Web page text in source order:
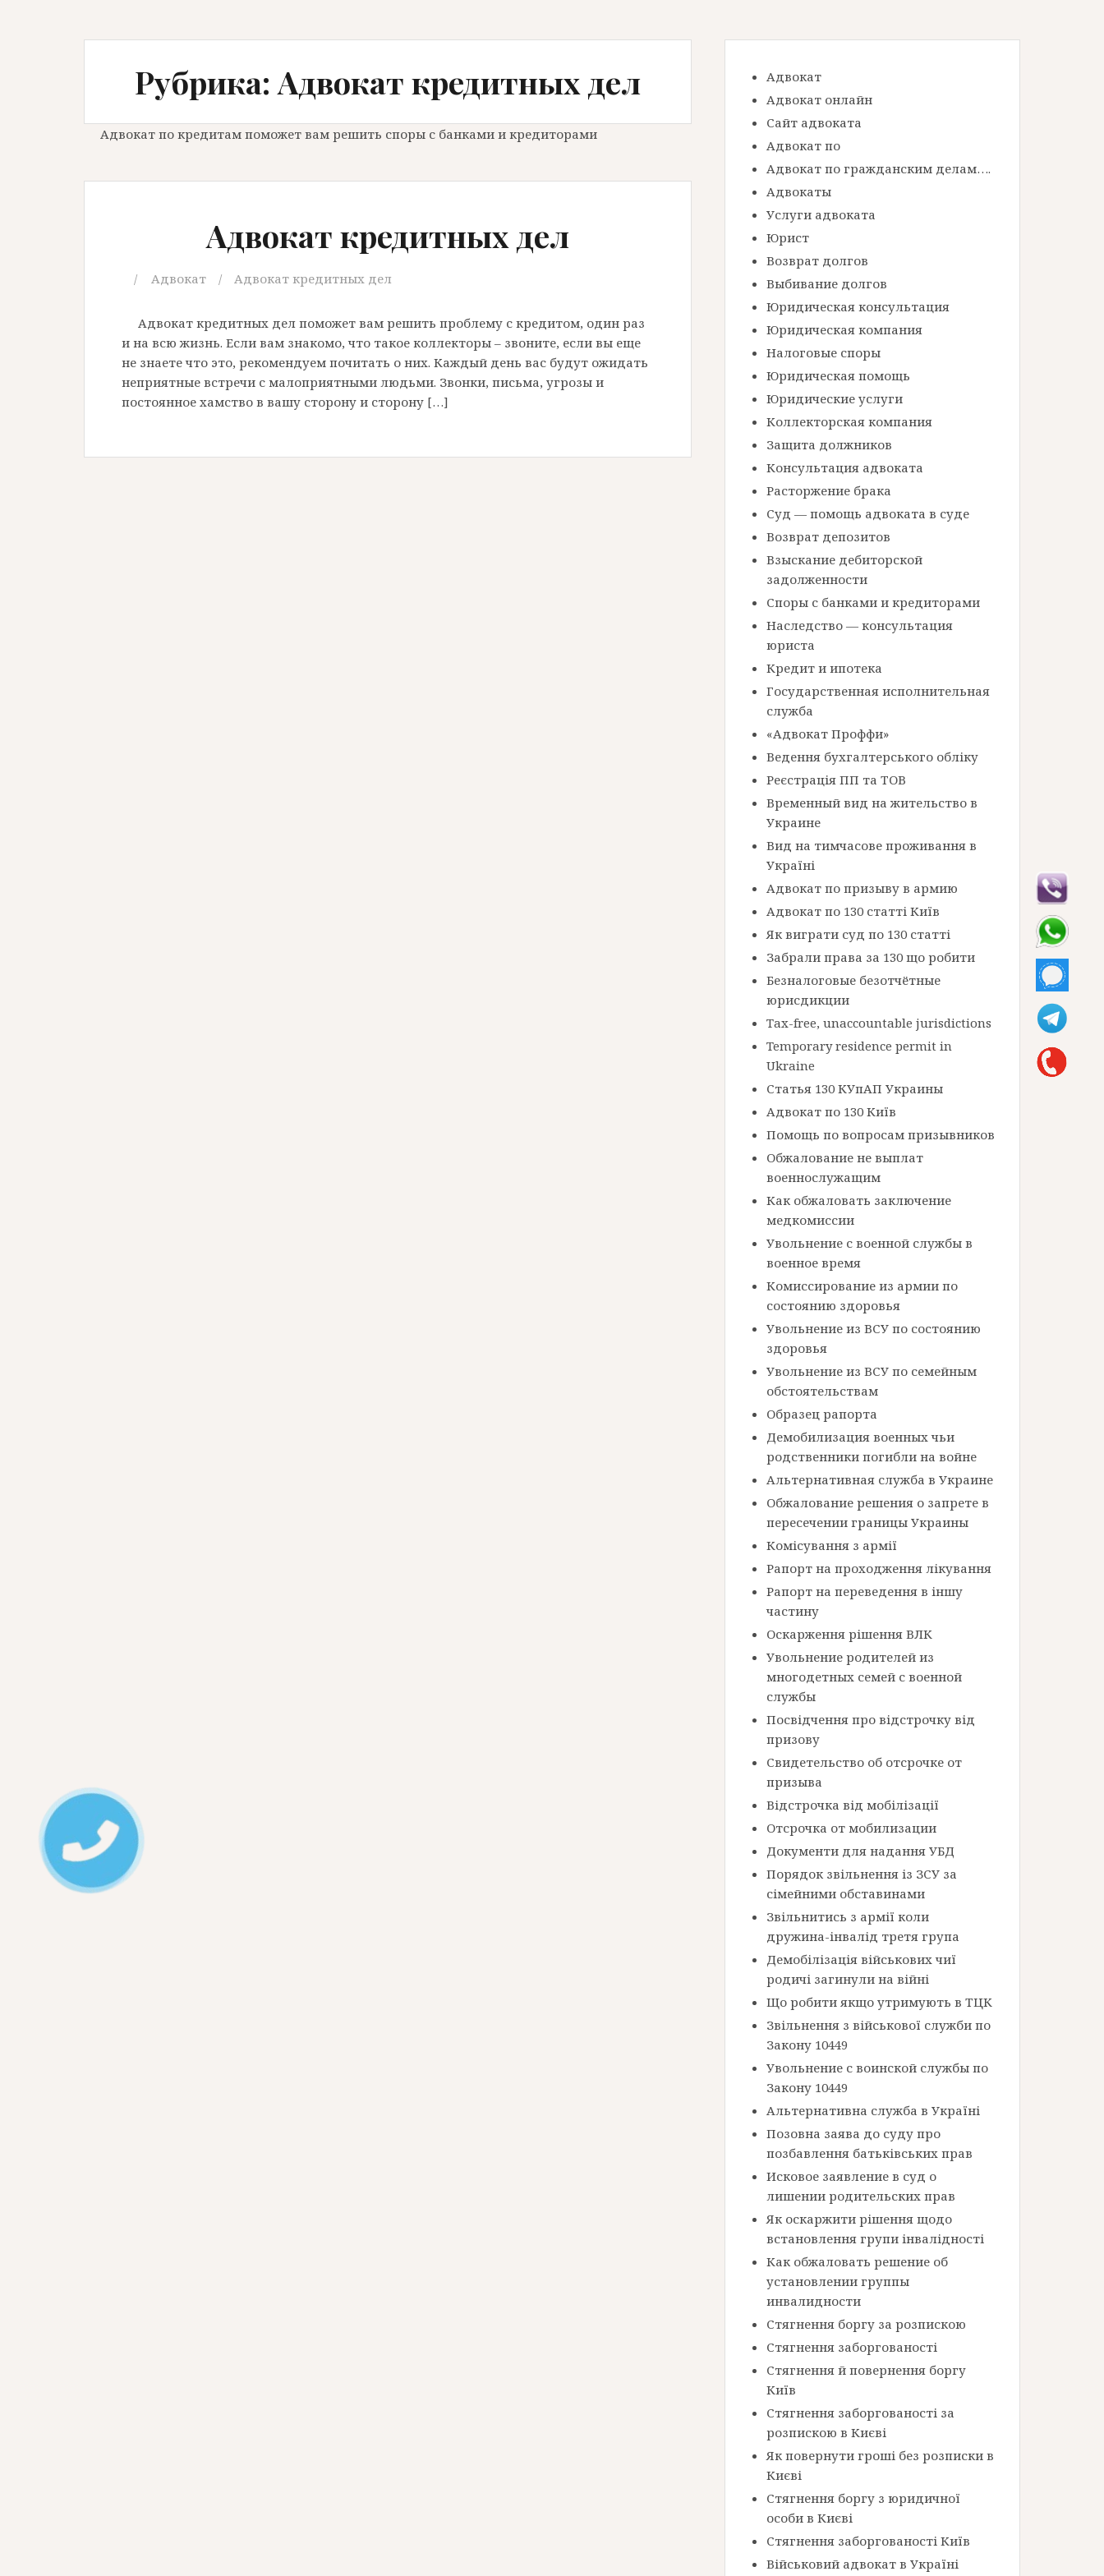
Рубрика: Адвокат кредитных дел
Адвокат по кредитам поможет вам решить споры с банками и кредиторами
Адвокат кредитных дел
Адвокат Адвокат кредитных дел
Адвокат кредитных дел поможет вам решить проблему с кредитом, один раз
и на всю жизнь. Если вам знакомо, что такое коллекторы – звоните, если вы еще
не знаете что это, рекомендуем почитать о них. Каждый день вас будут ожидать
неприятные встречи с малоприятными людьми. Звонки, письма, угрозы и
постоянное хамство в вашу сторону и сторону […]
Адвокат
Адвокат онлайн
Сайт адвоката
Адвокат по
Адвокат по гражданским делам….
Адвокаты
Услуги адвоката
Юрист
Возврат долгов
Выбивание долгов
Юридическая консультация
Юридическая компания
Налоговые споры
Юридическая помощь
Юридические услуги
Коллекторская компания
Защита должников
Консультация адвоката
Расторжение брака
Суд — помощь адвоката в суде
Возврат депозитов
Взыскание дебиторской
задолженности
Споры с банками и кредиторами
Наследство — консультация
юриста
Кредит и ипотека
Государственная исполнительная
служба
«Адвокат Проффи»
Ведення бухгалтерського обліку
Реєстрація ПП та ТОВ
Временный вид на жительство в
Украине
Вид на тимчасове проживання в
Україні
Адвокат по призыву в армию
Адвокат по 130 статті Київ
Як виграти суд по 130 статті
Забрали права за 130 що робити
Безналоговые безотчётные
юрисдикции
Tax-free, unaccountable jurisdictions
Temporary residence permit in
Ukraine
Статья 130 КУпАП Украины
Адвокат по 130 Київ
Помощь по вопросам призывников
Обжалование не выплат
военнослужащим
Как обжаловать заключение
медкомиссии
Увольнение с военной службы в
военное время
Комиссирование из армии по
состоянию здоровья
Увольнение из ВСУ по состоянию
здоровья
Увольнение из ВСУ по семейным
обстоятельствам
Образец рапорта
Демобилизация военных чьи
родственники погибли на войне
Альтернативная служба в Украине
Обжалование решения о запрете в
пересечении границы Украины
Комісування з армії
Рапорт на проходження лікування
Рапорт на переведення в іншу
частину
Оскарження рішення ВЛК
Увольнение родителей из
многодетных семей с военной
службы
Посвідчення про відстрочку від
призову
Свидетельство об отсрочке от
призыва
Відстрочка від мобілізації
Отсрочка от мобилизации
Документи для надання УБД
Порядок звільнення із ЗСУ за
сімейними обставинами
Звільнитись з армії коли
дружина-інвалід третя група
Демобілізація військових чиї
родичі загинули на війні
Що робити якщо утримують в ТЦК
Звільнення з військової служби по
Закону 10449
Увольнение с воинской службы по
Закону 10449
Альтернативна служба в Україні
Позовна заява до суду про
позбавлення батьківських прав
Исковое заявление в суд о
лишении родительских прав
Як оскаржити рішення щодо
встановлення групи інвалідності
Как обжаловать решение об
установлении группы
инвалидности
Стягнення боргу за розпискою
Стягнення заборгованості
Стягнення й повернення боргу
Київ
Стягнення заборгованості за
розпискою в Києві
Як повернути гроші без розписки в
Києві
Стягнення боргу з юридичної
особи в Києві
Стягнення заборгованості Київ
Військовий адвокат в Україні